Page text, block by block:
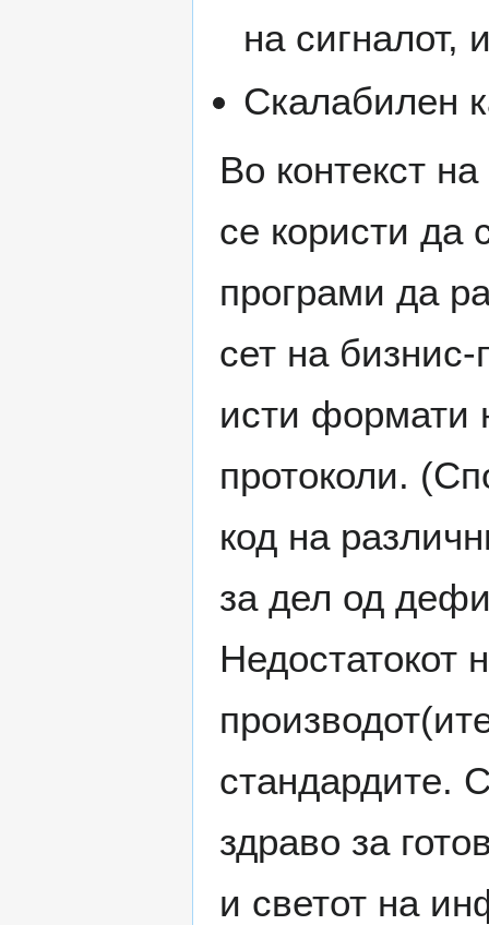
на сигналот,
Скалабилен
Во контекст
се користи да
програми да
сет на
исти формати
протоколи.
код на
за дел од
Недостатокот
стандардите.
здраво за
и светот на